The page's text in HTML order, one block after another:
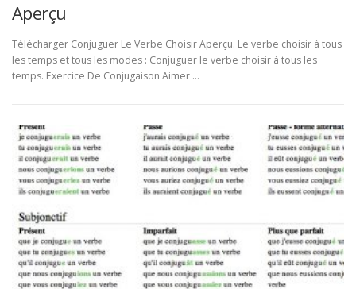
Aperçu
Télécharger Conjuguer Le Verbe Choisir Aperçu. Le verbe choisir à tous
les temps et tous les modes : Conjuguer le verbe choisir à tous les
temps. Exercice De Conjugaison Aimer …